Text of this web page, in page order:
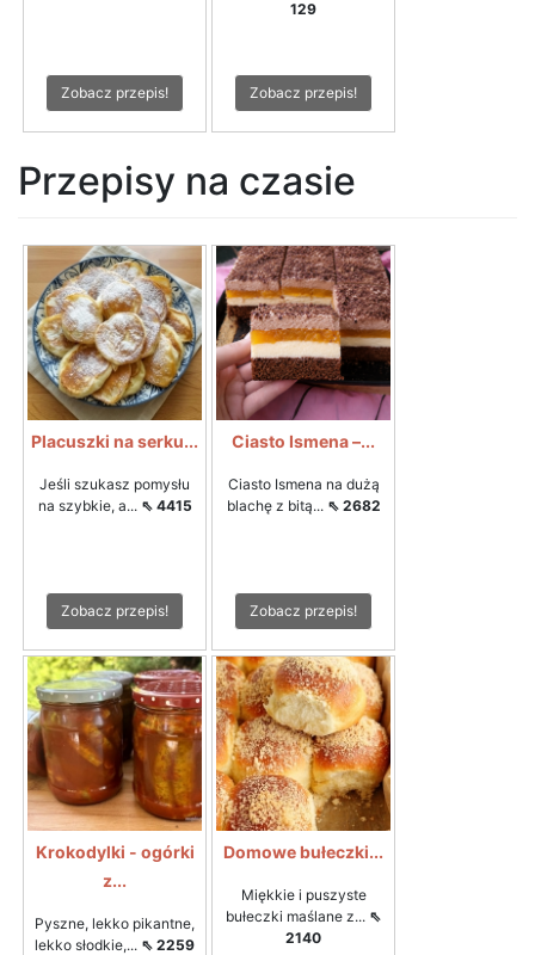
Zobacz przepis!
129
Zobacz przepis!
Przepisy na czasie
Placuszki na serku...
Jeśli szukasz pomysłu
na szybkie, a... ⇖ 4415
Zobacz przepis!
Ciasto Ismena –...
Ciasto Ismena na dużą
blachę z bitą... ⇖ 2682
Zobacz przepis!
Krokodylki - ogórki
z...
Pyszne, lekko pikantne,
lekko słodkie,... ⇖ 2259
Domowe bułeczki...
Miękkie i puszyste
bułeczki maślane z... ⇖
2140